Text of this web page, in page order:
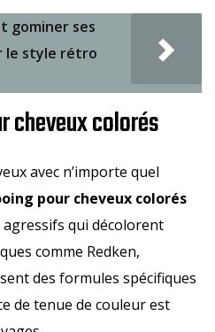
gominer ses
le style rétro
cheveux colorés
avec n’importe quel
pour cheveux colorés
qui décolorent
comme Redken,
des formules spécifiques
de tenue de couleur est